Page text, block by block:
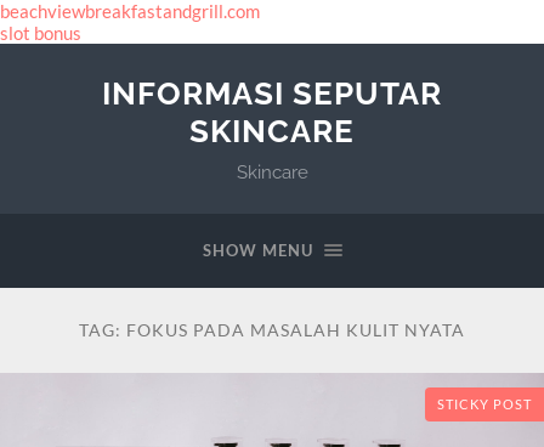
beachviewbreakfastandgrill.com
slot bonus
INFORMASI SEPUTAR
SKINCARE
Skincare
SHOW MENU
TAG: FOKUS PADA MASALAH KULIT NYATA
STICKY POST